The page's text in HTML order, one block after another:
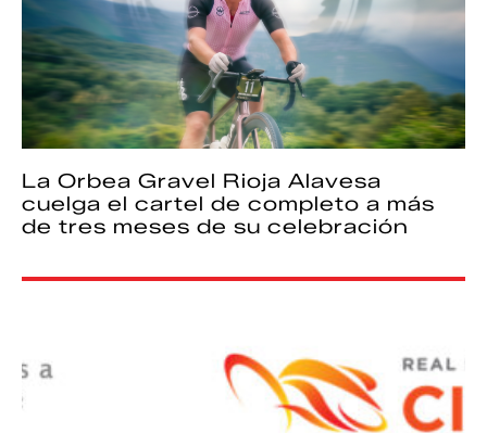
La Orbea Gravel Rioja Alavesa
cuelga el cartel de completo a más
de tres meses de su celebración